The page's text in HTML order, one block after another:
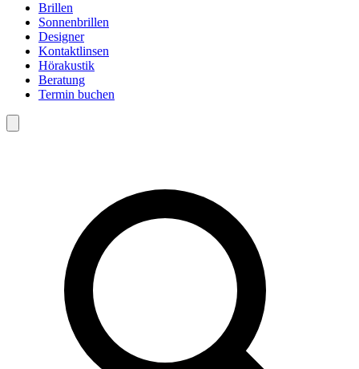
Brillen
Sonnenbrillen
Designer
Kontaktlinsen
Hörakustik
Beratung
Termin buchen